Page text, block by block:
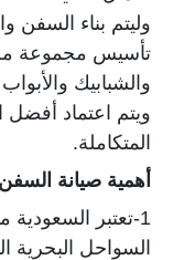
وليتم بناء
تأسيس مجموعة من
والشبابيك والأبواب
ويتم اعتماد أفضل
المتكاملة.
أهمية صيانة
1-تعتبر السعودية
السواحل البحرية